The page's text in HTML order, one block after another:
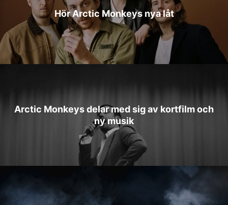
Hör Arctic Monkeys nya låt
Arctic Monkeys delar med sig av kortfilm och
ny musik